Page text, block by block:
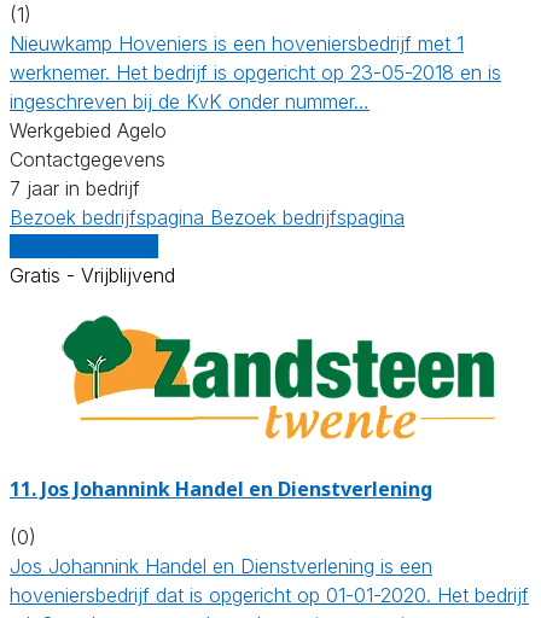
(1)
Nieuwkamp Hoveniers is een hoveniersbedrijf met 1
werknemer. Het bedrijf is opgericht op 23-05-2018 en is
ingeschreven bij de KvK onder nummer…
Werkgebied Agelo
Contactgegevens
7 jaar in bedrijf
Bezoek bedrijfspagina Bezoek bedrijfspagina
Gratis - Vrijblijvend
11. Jos Johannink Handel en Dienstverlening
(0)
Jos Johannink Handel en Dienstverlening is een
hoveniersbedrijf dat is opgericht op 01-01-2020. Het bedrijf